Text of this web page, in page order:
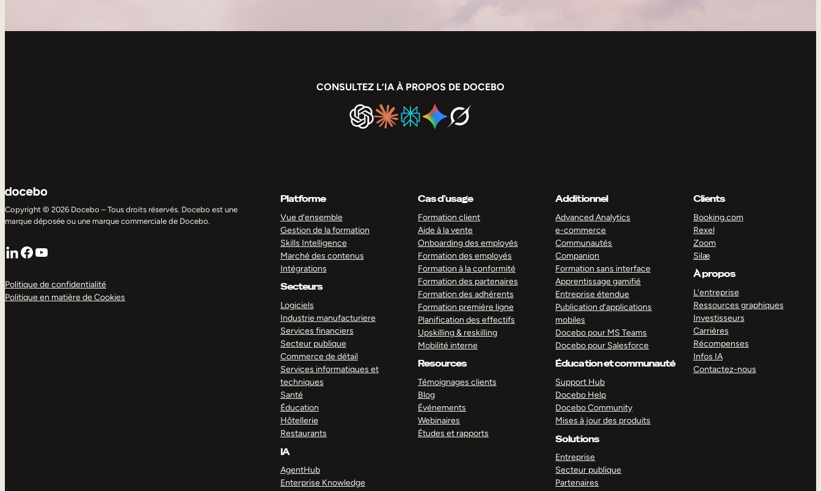
CONSULTEZ L’IA À PROPOS DE DOCEBO
Copyright © 2026 Docebo – Tous droits réservés. Docebo est une
marque déposée ou une marque commerciale de Docebo.
LinkedIn
Facebook
YouTube
Politique de confidentialité
Politique en matière de Cookies
Platforme
Vue d’ensemble
Gestion de la formation
Skills Intelligence
Marché des contenus
Intégrations
Secteurs
Logiciels
Industrie manufacturiere
Services financiers
Secteur publique
Commerce de détail
Services informatiques et
techniques
Santé
Éducation
Hôtellerie
Restaurants
IA
AgentHub
Enterprise Knowledge
Cas d’usage
Formation client
Aide à la vente
Onboarding des employés
Formation des employés
Formation à la conformité
Formation des partenaires
Formation des adhérents
Formation première ligne
Planification des effectifs
Upskilling & reskilling
Mobilité interne
Resources
Témoignages clients
Blog
Événements
Webinaires
Études et rapports
Additionnel
Advanced Analytics
e-commerce
Communautés
Companion
Formation sans interface
Apprentissage gamifié
Entreprise étendue
Publication d’applications
mobiles
Docebo pour MS Teams
Docebo pour Salesforce
Éducation et communauté
Support Hub
Docebo Help
Docebo Community
Mises à jour des produits
Solutions
Entreprise
Secteur publique
Partenaires
Clients
Booking.com
Rexel
Zoom
Silæ
À propos
L’entreprise
Ressources graphiques
Investisseurs
Carrières
Récompenses
Infos IA
Contactez-nous